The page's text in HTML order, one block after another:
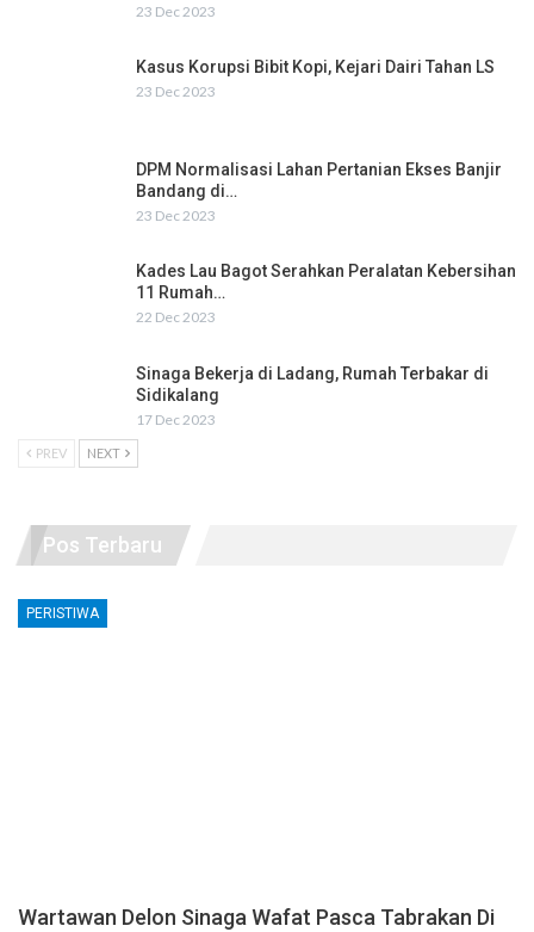
23 Dec 2023
Kasus Korupsi Bibit Kopi, Kejari Dairi Tahan LS
23 Dec 2023
DPM Normalisasi Lahan Pertanian Ekses Banjir
Bandang di…
23 Dec 2023
Kades Lau Bagot Serahkan Peralatan Kebersihan
11 Rumah…
22 Dec 2023
Sinaga Bekerja di Ladang, Rumah Terbakar di
Sidikalang
17 Dec 2023
PREV NEXT
Pos Terbaru
PERISTIWA
Wartawan Delon Sinaga Wafat Pasca Tabrakan Di